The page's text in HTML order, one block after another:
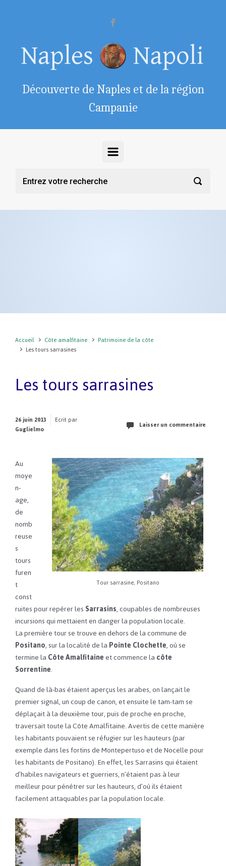
Découverte de Naples et de la région
Campanie
Accueil Côte amalfitaine
Patrimoine de la côte
Les tours sarrasines
Les tours sarrasines
26 juin 2013
Ecrit par
Guglielmo
Laisser un commentaire
Tour sarrasine, Positano
Au
moye
n-
age,
de
nomb
reuse
s
tours
furen
t
const
ruites pour repérer lesSarrasins, coupables de nombreuses
incursions qui mettaient en danger la population locale.
La première tour se trouve en dehors de la commune de
Positano, sur la localité de laPointe Clochette, où se
termine laCôte Amalfitaineet commence lacôte
Sorrentine.
Quand de là-bas étaient aperçus les arabes, on lançait le
premier signal, un coup de canon, et ensuite le tam-tam se
déplaçait à la deuxième tour, puis de proche en proche,
traversait toute la Côte Amalfitaine. Avertis de cette manière
les habitants pouvaient se réfugier sur les hauteurs (par
exemple dans les fortins de Montepertuso et de Nocelle pour
les habitants de Positano). En effet, les Sarrasins qui étaient
d’habiles navigateurs et guerriers, n’étaient pas à leur
meilleur pour pénétrer sur les hauteurs, d’où ils étaient
facilement attaquables par la population locale.